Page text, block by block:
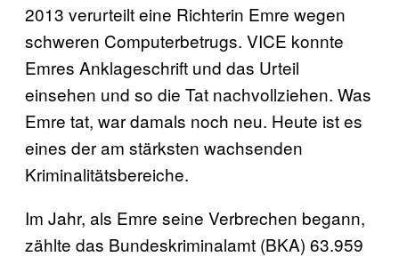
2013 verurteilt eine Richterin Emre wegen
schweren Computerbetrugs. VICE konnte
Emres Anklageschrift und das Urteil
einsehen und so die Tat nachvollziehen. Was
Emre tat, war damals noch neu. Heute ist es
eines der am stärksten wachsenden
Kriminalitätsbereiche.
Im Jahr, als Emre seine Verbrechen begann,
zählte das Bundeskriminalamt (BKA) 63.959